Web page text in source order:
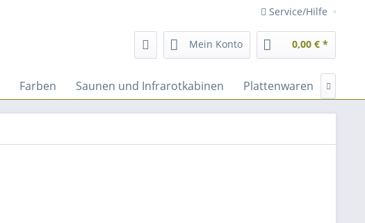
Service/Hilfe
Mein Konto 0,00 € *
Farben Saunen und Infrarotkabinen Plattenwaren 